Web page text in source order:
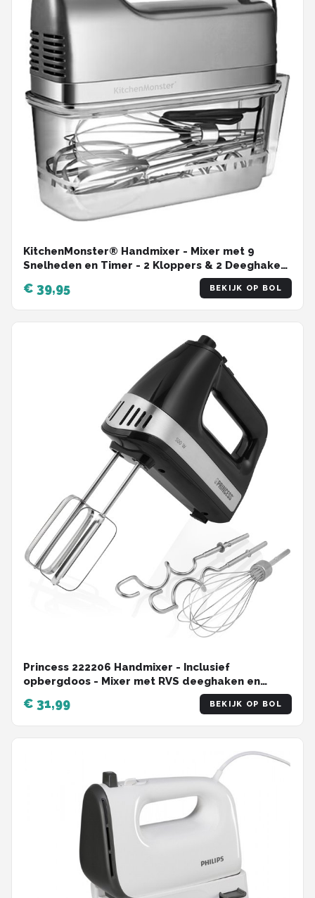
KitchenMonster® Handmixer - Mixer met 9
Snelheden en Timer - 2 Kloppers & 2 Deeghaken
€ 39,95 BEKIJK OP BOL
Princess 222206 Handmixer - Inclusief
opbergdoos - Mixer met RVS deeghaken en
gardes - 5 snelheden en turbofunctie - 500W –
Krachtige motor
€ 31,99 BEKIJK OP BOL